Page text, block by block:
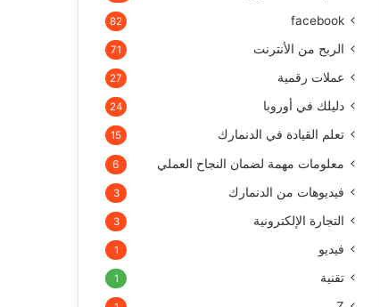
facebook
82
الربح من الأنترنت 71
عملات رقمية 27
دليلك في أوروبا 24
تعلم القيادة في الدنمارك 15
معلومات مهمة لضمان النجاح العملي 6
فيديوهات من الدنمارك 3
التجارة الإلكترونية 3
فيديو 1
تقنية 1